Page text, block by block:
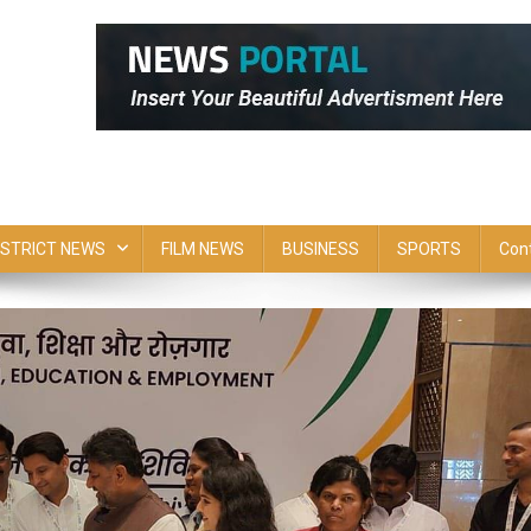
NEWS FILM NEWS BUSINESS SPORTS